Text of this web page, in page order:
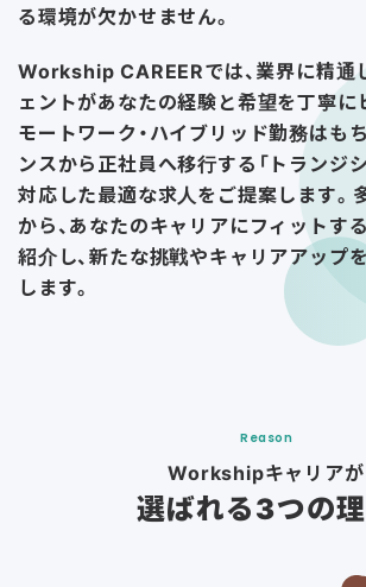
る環境が欠かせません。
Workship CAREERでは、業界に精通
ェントがあなたの経験と希望を丁寧に
モートワーク・ハイブリッド勤務はも
ンスから正社員へ移行する「トランジ
対応した最適な求人をご提案します。
から、あなたのキャリアにフィットす
紹介し、新たな挑戦やキャリアアップ
します。
Reason
Workshipキャリアが
選ばれる3つの